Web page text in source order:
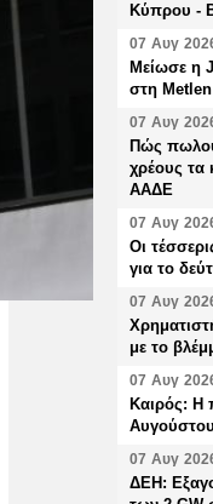
Κύπρου -
07 Αυγ
Μείωσε η
στη
07 Αυγ
Πώς
χρέους τα
ΑΑΔΕ
07 Αυγ
Οι
για το
07 Αυγ
με το
07 Αυγ
Καιρός: Η
07 Αυγ
ΔΕΗ: